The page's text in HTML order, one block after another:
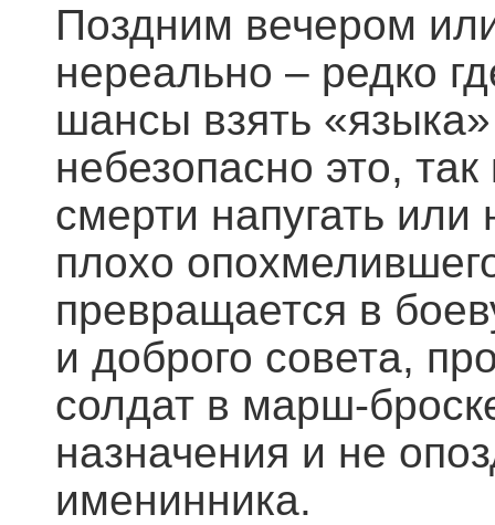
Поздним вечером
нереально – редко
шансы взять
небезопасно это,
смерти напугать или
плохо
превращается в
и доброго совета,
солдат в марш-
назначения и не
именинника.